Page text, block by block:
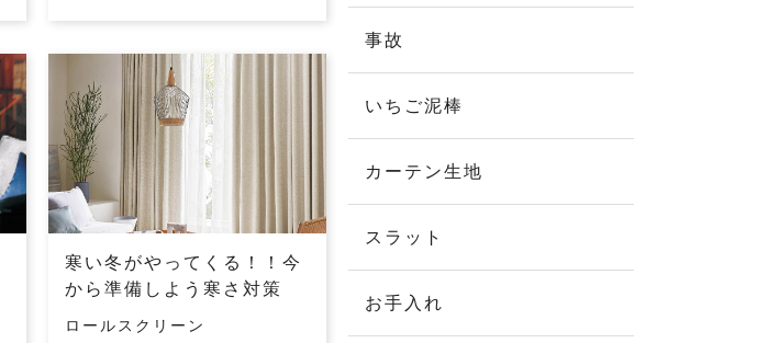
寒い冬がやってくる！！今
から準備しよう寒さ対策
ロールスクリーン
事故
いちご泥棒
カーテン生地
スラット
お手入れ